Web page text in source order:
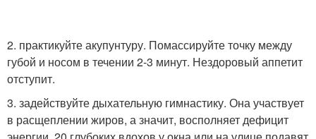
2. практикуйте акупунтуру. Помассируйте точку между
губой и носом в течении 2-3 минут. Нездоровый аппетит
отступит.
3. задействуйте дыхательную гимнастику. Она участвует
в расщеплении жиров, а значит, восполняет дефицит